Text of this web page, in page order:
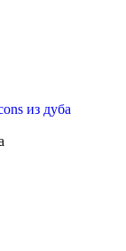
из дуба